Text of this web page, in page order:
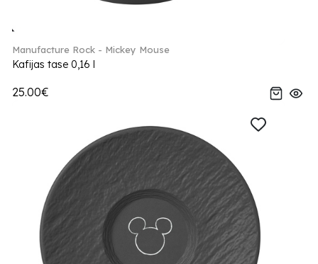
Manufacture Rock - Mickey Mouse
Kafijas tase 0,16 l
25.00€